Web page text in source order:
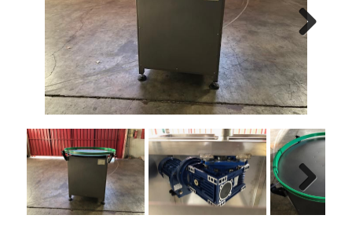
Next
Next